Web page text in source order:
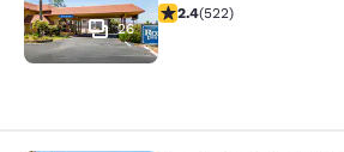
26
2.43 étoiles. Moyen. 522
2.4(522)